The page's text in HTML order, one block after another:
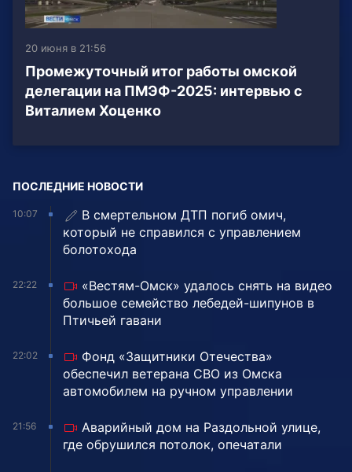
20 июня в 21:56
Промежуточный итог работы омской
делегации на ПМЭФ-2025: интервью с
Виталием Хоценко
ПОСЛЕДНИЕ НОВОСТИ
10:07
В смертельном ДТП погиб омич,
который не справился с управлением
болотохода
22:22
«Вестям-Омск» удалось снять на видео
большое семейство лебедей-шипунов в
Птичьей гавани
22:02
Фонд «Защитники Отечества»
обеспечил ветерана СВО из Омска
автомобилем на ручном управлении
21:56
Аварийный дом на Раздольной улице,
где обрушился потолок, опечатали